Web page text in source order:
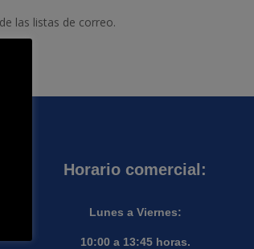
las listas de correo.
Horario comercial:
Lunes a Viernes:
10:00 a 13:45 horas.